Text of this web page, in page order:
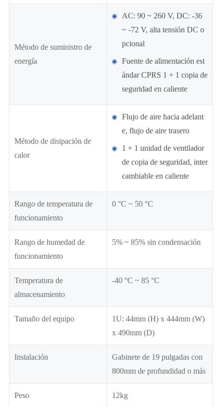
Método de suministro de
energía
AC: 90 ~ 260 V, DC: -36
~ -72 V, alta tensión DC o
pcional
Fuente de alimentación est
ándar CPRS 1 + 1 copia de
seguridad en caliente
Método de disipación de
calor
Flujo de aire hacia adelant
e, flujo de aire trasero
1 + 1 unidad de ventilador
de copia de seguridad, inter
cambiable en caliente
Rango de temperatura de
funcionamiento
0 °C ~ 50 °C
Rango de humedad de
funcionamiento
5% ~ 85% sin condensación
Temperatura de
almacenamiento
-40 °C ~ 85 °C
Tamaño del equipo
1U: 44mm (H) x 444mm (W)
x 490mm (D)
Instalación
Gabinete de 19 pulgadas con
800mm de profundidad o más
Peso 12kg